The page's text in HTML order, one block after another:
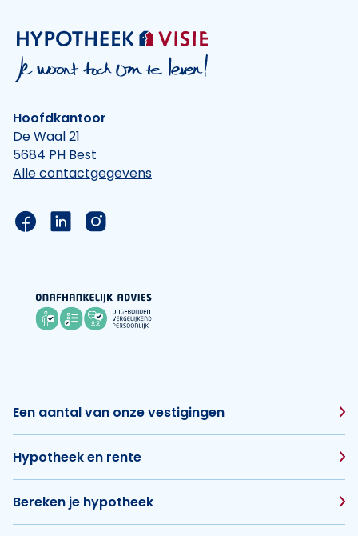
Hoofdkantoor
De Waal 21
5684 PH Best
Alle contactgegevens
Link naar de Facebook pagina van Hypotheek
Link naar de LinkedIn pagina van
Link naar de Instagram pagina van
Een aantal van onze vestigingen
Hypotheek en rente
Bereken je hypotheek